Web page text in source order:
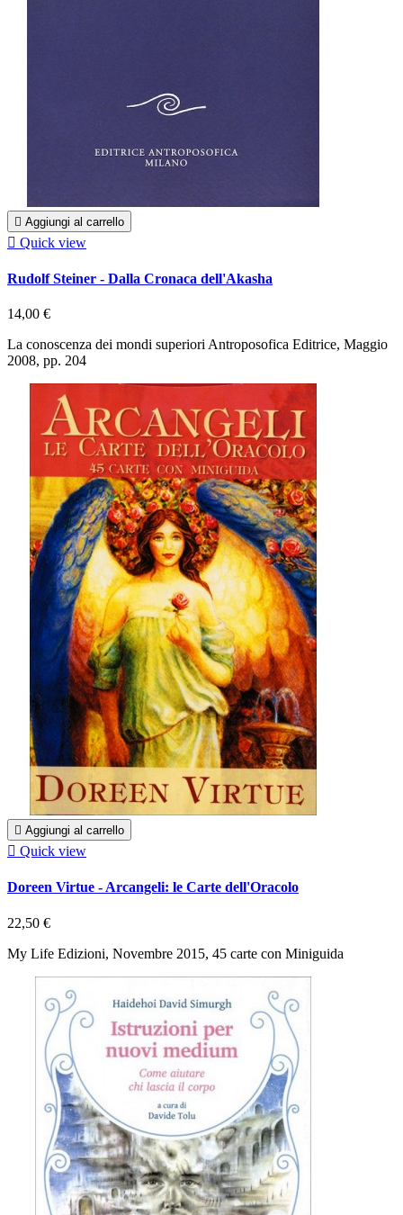
 Aggiungi al carrello
 Quick view
Rudolf Steiner - Dalla Cronaca dell'Akasha
14,00 €
La conoscenza dei mondi superiori Antroposofica Editrice, Maggio
2008, pp. 204
 Aggiungi al carrello
 Quick view
Doreen Virtue - Arcangeli: le Carte dell'Oracolo
22,50 €
My Life Edizioni, Novembre 2015, 45 carte con Miniguida